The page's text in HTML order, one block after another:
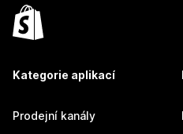
Kategorie aplikací
Prodejní kanály